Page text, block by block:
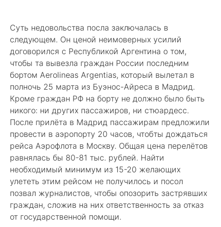
Суть недовольства посла заключалась в
следующем. Он ценой неимоверных усилий
договорился с Республикой Аргентина о том,
чтобы та вывезла граждан России последним
бортом Aerolineas Argentias, который вылетал в
полночь 25 марта из Буэнос-Айреса в Мадрид.
Кроме граждан РФ на борту не должно было быть
никого: ни других пассажиров, ни стюардесс.
После прилёта в Мадрид пассажирам предложили
провести в аэропорту 20 часов, чтобты дождаться
рейса Аэрофлота в Москву. Общая цена перелётов
равнялась бы 80-81 тыс. рублей. Найти
необходимый минимум из 15-20 желающих
улететь этим рейсом не получилось и посол
позвал журналистов, чтобы опозорить застрявших
граждан, сложив на них ответственность за отказ
от государственной помощи.